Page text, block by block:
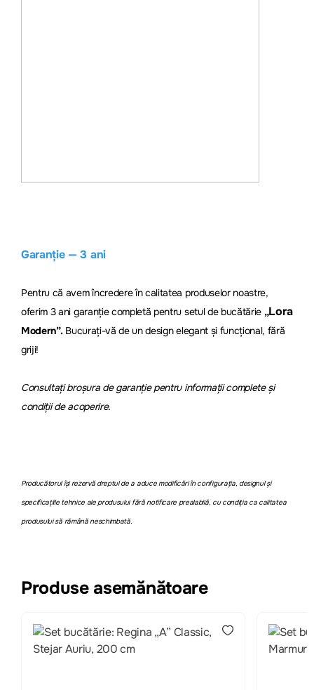
Garanție — 3 ani
Pentru că avem încredere în calitatea produselor noastre,
oferim 3 ani garanție completă pentru setul de bucătărie „Lora
Modern”. Bucurați-vă de un design elegant și funcțional, fără
griji!
Consultați broșura de garanție pentru informații complete și
condiții de acoperire.
Producătorul își rezervă dreptul de a aduce modificări în configurația, designul și
specificațiile tehnice ale produsului fără notificare prealabilă, cu condiția ca calitatea
produsului să rămână neschimbată.
Produse asemănătoare